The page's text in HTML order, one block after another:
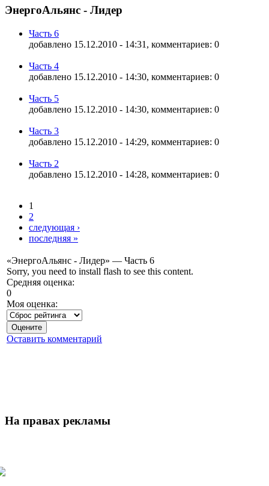
ЭнергоАльянс - Лидер
Часть 6
добавлено 15.12.2010 - 14:31, комментариев: 0
Часть 4
добавлено 15.12.2010 - 14:30, комментариев: 0
Часть 5
добавлено 15.12.2010 - 14:30, комментариев: 0
Часть 3
добавлено 15.12.2010 - 14:29, комментариев: 0
Часть 2
добавлено 15.12.2010 - 14:28, комментариев: 0
1
2
следующая ›
последняя »
«ЭнергоАльянс - Лидер» — Часть 6
Sorry, you need to install flash to see this content.
Средняя оценка:
0
Моя оценка:
Оставить комментарий
На правах рекламы